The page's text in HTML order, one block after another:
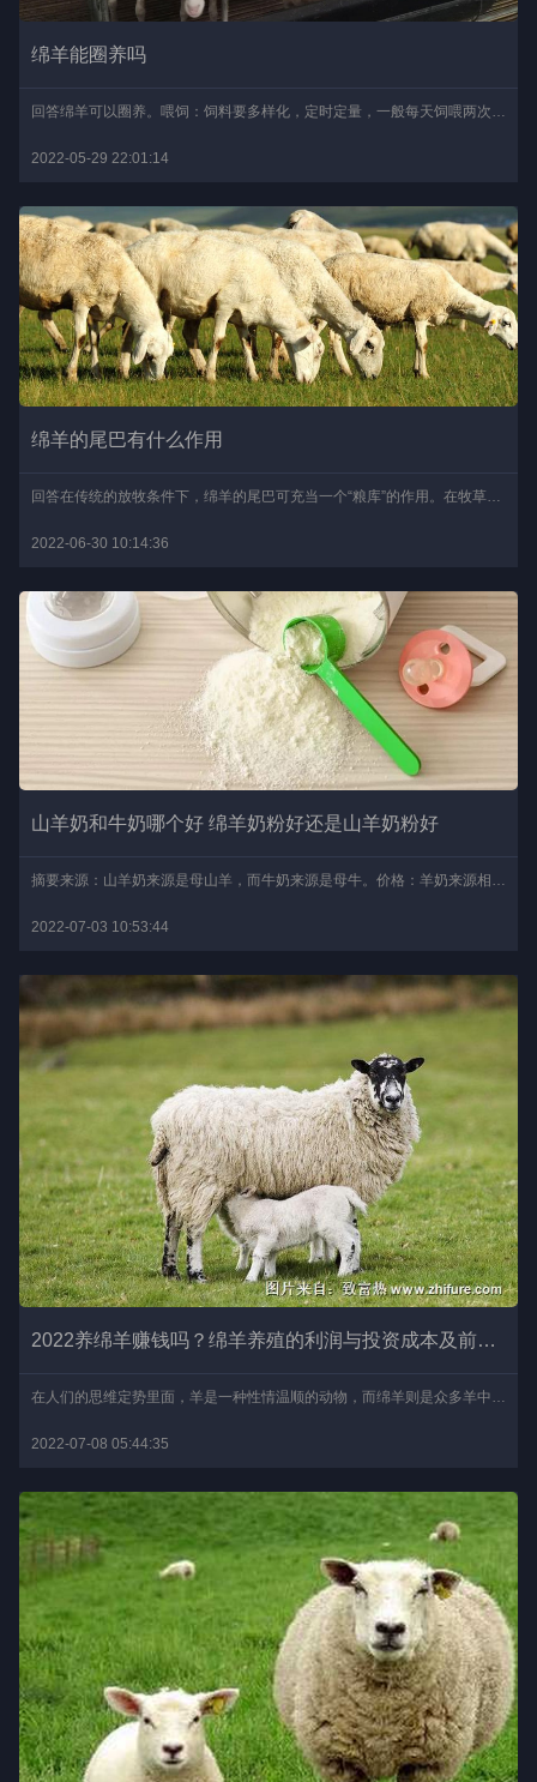
绵羊能圈养吗
回答绵羊可以圈养。喂饲：饲料要多样化，定时定量，一般每天饲喂两次，要注意饲料清洁。羊舍：要求夏天通风良好，冬天能保暖防寒，平时注意保持羊舍干燥、清洁、暖和。分群..
2022-05-29 22:01:14
绵羊的尾巴有什么作用
2022-06-30 10:14:36
山羊奶和牛奶哪个好 绵羊奶粉好还是山羊奶粉好
摘要来源：山羊奶来源是母山羊，而牛奶来源是母牛。价格：羊奶来源相对来说更少，产奶期更短，因此羊奶的价格要比牛奶的更贵。味道：羊奶中膻味较重，膻味的形成与羊奶中游..
2022-07-03 10:53:44
2022养绵羊赚钱吗？绵羊养殖的利润与投资成本及前景预测
在人们的思维定势里面，羊是一种性情温顺的动物，而绵羊则是众多羊中提供羊毛的品种。其实，绵羊除了能够产羊毛和提供羊皮之外，绵羊的肉质也是十分鲜美的。尤其是绵羊的羊..
2022-07-08 05:44:35